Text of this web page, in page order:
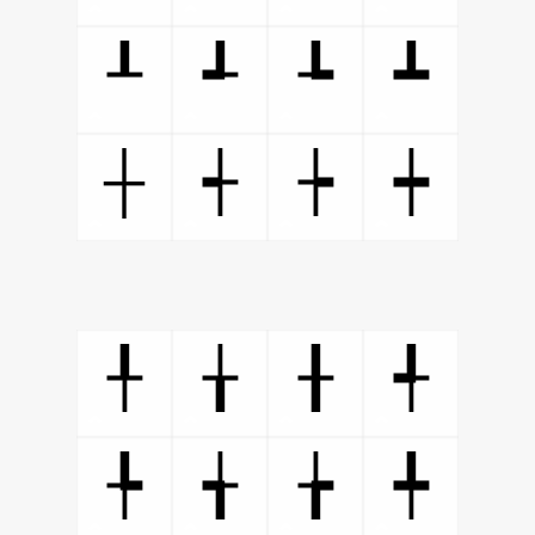
┸
┹ ┺
┻
┼
┽ ┾ ┿
╀ ╁ ╂
╃
╄
╅ ╆
╇